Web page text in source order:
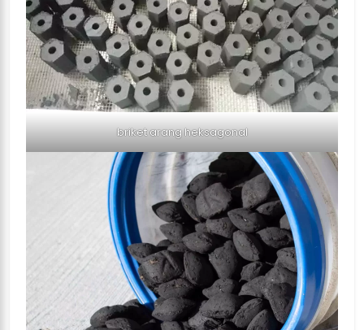
briket arang heksagonal